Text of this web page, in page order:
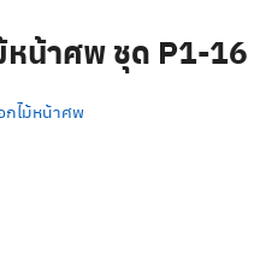
หน้าศพ ชุด P1-16
กไม้หน้าศพ